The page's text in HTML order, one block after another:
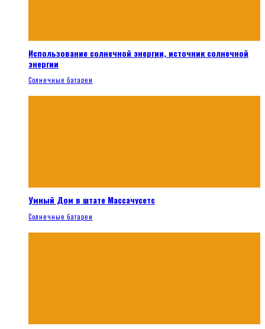
Использование солнечной энергии, источник солнечной
энергии
Солнечные батареи
Умный Дом в штате Массачусетс
Солнечные батареи